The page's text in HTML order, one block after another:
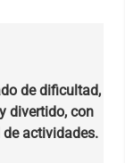
de dificultad,
divertido, con
actividades.